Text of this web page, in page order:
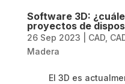
Software 3D:
proyectos de
26 Sep 2023 CAD,
Madera
El 3D es